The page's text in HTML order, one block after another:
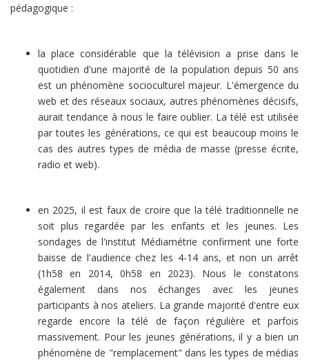
pédagogique :
la place considérable que la télévision a prise dans le
quotidien d'une majorité de la population depuis 50 ans
est un phénomène socioculturel majeur. L'émergence du
web et des réseaux sociaux, autres phénomènes décisifs,
aurait tendance à nous le faire oublier. La télé est utilisée
par toutes les générations, ce qui est beaucoup moins le
cas des autres types de média de masse (presse écrite,
radio et web).
en 2025, il est faux de croire que la télé traditionnelle ne
soit plus regardée par les enfants et les jeunes. Les
sondages de l'institut Médiamétrie confirment une forte
baisse de l'audience chez les 4-14 ans, et non un arrêt
(1h58 en 2014, 0h58 en 2023). Nous le constatons
également dans nos échanges avec les jeunes
participants à nos ateliers. La grande majorité d'entre eux
regarde encore la télé de façon régulière et parfois
massivement. Pour les jeunes générations, il y a bien un
phénomène de "remplacement" dans les types de médias